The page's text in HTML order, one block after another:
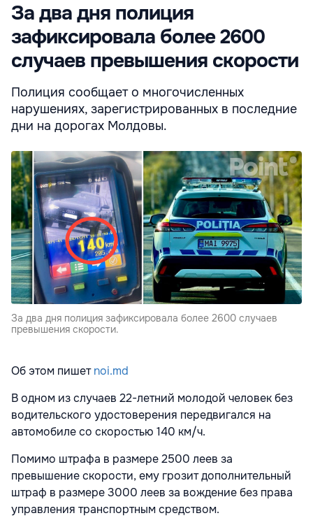
За два дня полиция
зафиксировала более 2600
случаев превышения скорости
Полиция сообщает о многочисленных
нарушениях, зарегистрированных в последние
дни на дорогах Молдовы.
За два дня полиция зафиксировала более 2600 случаев
превышения скорости.
Об этом пишетnoi.md
В одном из случаев 22-летний молодой человек без
водительского удостоверения передвигался на
автомобиле со скоростью 140 км/ч.
Помимо штрафа в размере 2500 леев за
превышение скорости, ему грозит дополнительный
штраф в размере 3000 леев за вождение без права
управления транспортным средством.